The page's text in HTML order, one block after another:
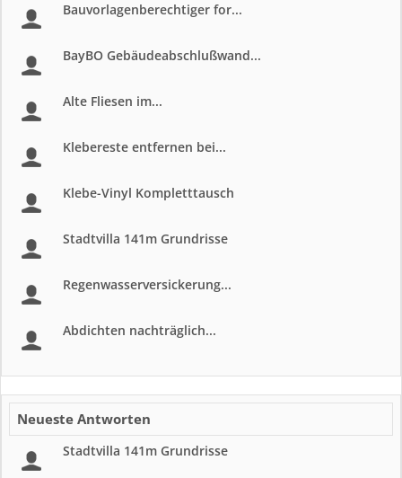
Bauvorlagenberechtiger for...
BayBO Gebäudeabschlußwand...
Alte Fliesen im...
Klebereste entfernen bei...
Klebe-Vinyl Kompletttausch
Stadtvilla 141m Grundrisse
Regenwasserversickerung...
Abdichten nachträglich...
Neueste Antworten
Stadtvilla 141m Grundrisse